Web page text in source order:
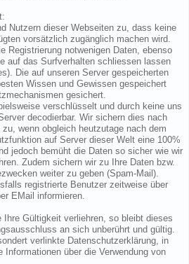
Nutzern dieser Webseiten zu, dass keine
vorsätzlich zugänglich machen wird.
Registrierung notwenigen Daten, ebenso
auf das Surfverhalten schliessen lassen
Die auf unseren Server gespeicherten
Wissen und Gewissen gespeichert
gesichert.
verschlüsselt und durch keine uns
decodierbar. Wir sichern dies nach
wenn obgleich heutzutage nach dem
auf Server dieser Welt eine 100%
jedoch bemüht die Daten so sicher wie wir
Zudem sichern wir zu Ihre Daten bzw.
weiter zu geben (Spam-Mail).
registrierte Benutzer zeitweise über
EMail informieren.
Gültigkeit verliehren, so bleibt dieses
an sich unberührt und gültig.
verlinkte Datenschutzerklärung, in
Informationen über die Verwendung von